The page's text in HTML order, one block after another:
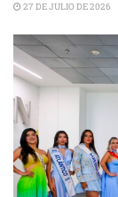
27 DE JULIO DE 2026